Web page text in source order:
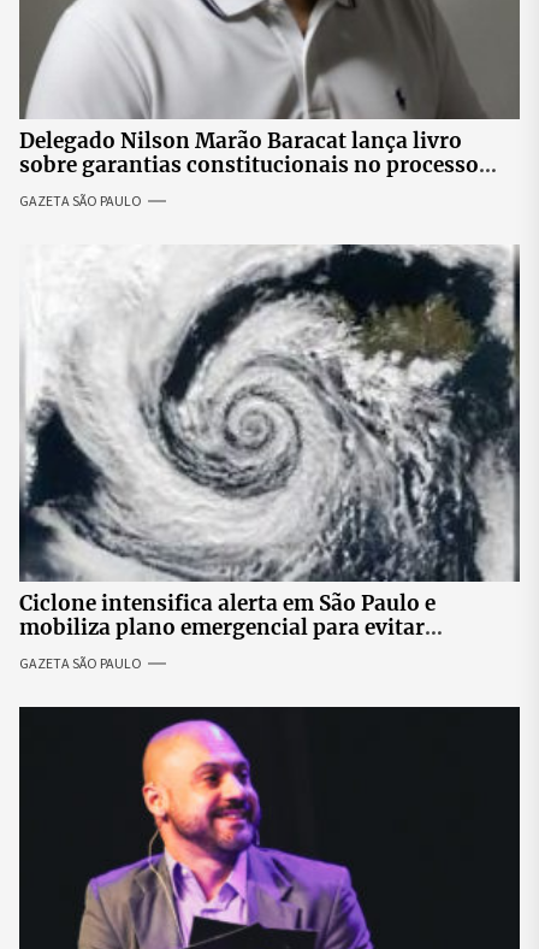
Delegado Nilson Marão Baracat lança livro
sobre garantias constitucionais no processo
penal brasileiro
GAZETA SÃO PAULO
Ciclone intensifica alerta em São Paulo e
mobiliza plano emergencial para evitar
impactos no fornecimento de energia
GAZETA SÃO PAULO